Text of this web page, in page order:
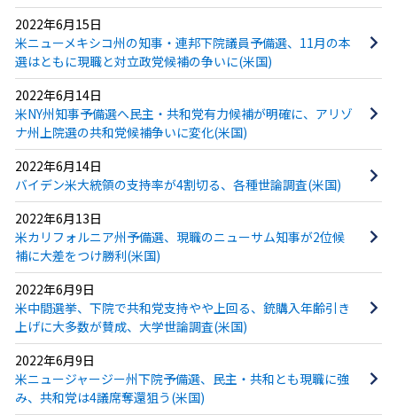
2022年6月15日
米ニューメキシコ州の知事・連邦下院議員予備選、11月の本
選はともに現職と対立政党候補の争いに(米国)
2022年6月14日
米NY州知事予備選へ民主・共和党有力候補が明確に、アリゾ
ナ州上院選の共和党候補争いに変化(米国)
2022年6月14日
バイデン米大統領の支持率が4割切る、各種世論調査(米国)
2022年6月13日
米カリフォルニア州予備選、現職のニューサム知事が2位候
補に大差をつけ勝利(米国)
2022年6月9日
米中間選挙、下院で共和党支持やや上回る、銃購入年齢引き
上げに大多数が賛成、大学世論調査(米国)
2022年6月9日
米ニュージャージー州下院予備選、民主・共和とも現職に強
み、共和党は4議席奪還狙う(米国)